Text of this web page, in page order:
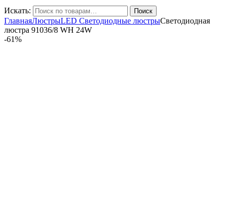
Искать: Поиск
ГлавнаяЛюстрыLED Светодиодные люстрыСветодиодная
люстра 91036/8 WH 24W
-61%